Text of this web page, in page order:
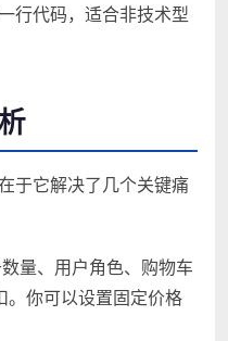
行代码，适合非技术型
于它解决了几个关键痛
量、用户角色、购物车
。你可以设置固定价格